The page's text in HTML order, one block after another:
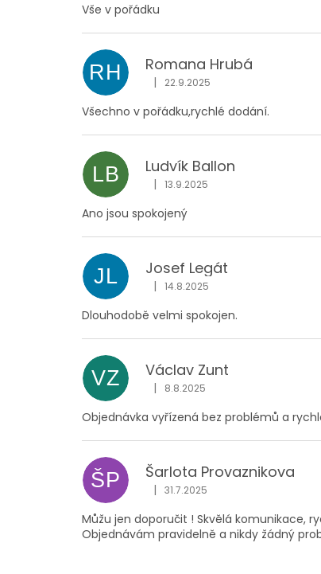
Vše v pořádku
RH Romana Hrubá
Hodnocení obchodu je 5 z 5
| 22.9.2025
Všechno v pořádku,rychlé dodání.
LB Ludvík Ballon
Hodnocení obchodu je 5 z 5
| 13.9.2025
Ano jsou spokojený
JL Josef Legát
Hodnocení obchodu je 5 z 5
| 14.8.2025
Dlouhodobě velmi spokojen.
VZ Václav Zunt
Hodnocení obchodu je 5 z 5
| 8.8.2025
Objednávka vyřízená bez problémů a
ŠP Šarlota Provaznikova
Hodnocení obchodu je 5 z 5
| 31.7.2025
Můžu jen doporučit ! Skvělá komunikace,
Objednávám pravidelně a nikdy žádný